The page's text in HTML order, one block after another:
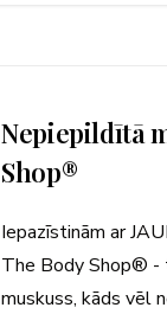
Nepiepildītā
Shop®
Iepazīstinām ar
The Body Shop® -
muskuss, kāds vēl